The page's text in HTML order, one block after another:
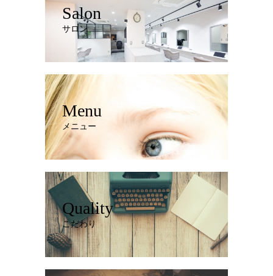
Salon
サロン
Menu
メニュー
Quality
こだわり